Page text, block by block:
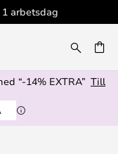
arbetsdag
“-14% EXTRA” Till